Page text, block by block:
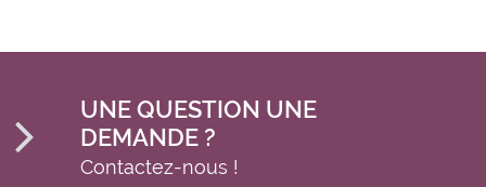
UNE QUESTION UNE
DEMANDE ?
Contactez-nous !